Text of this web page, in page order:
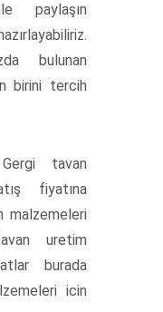
paylaşın
bulunan
birini tercih
tavan
fiyatına
malzemeleri
uretim
burada
icin